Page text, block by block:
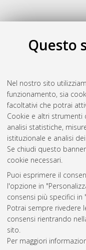
Questo
Nel nostro sito
funzionamento, sia
facoltativi che potrai
Cookie e altri
analisi statistiche,
istituzionale e analisi
Se chiudi questo
cookie necessari.
Puoi esprimere il
l'opzione in
consensi più specifici
Potrai sempre rivedere
consensi rientrando
sito.
Per maggiori
Atom
Rss 1.0
Rss 2.0
ISSN: 2038-7946